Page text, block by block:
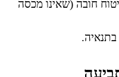
חובה (שאינו מכסה
בתנאיה.